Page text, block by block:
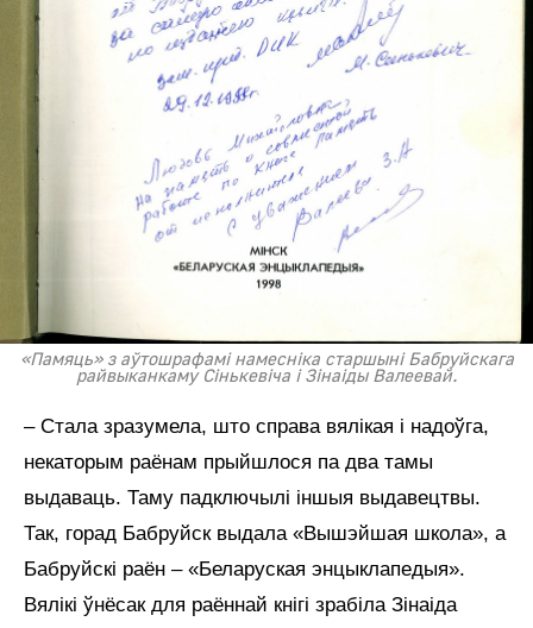
«Памяць» з аўтошрафамі намесніка старшыні Бабруйскага
райвыканкаму Сінькевіча і Зінаіды Валеевай.
– Стала зразумела, што справа вялікая і надоўга,
некаторым раёнам прыйшлося па два тамы
выдаваць. Таму падключылі іншыя выдавецтвы.
Так, горад Бабруйск выдала «Вышэйшая школа», а
Бабруйскі раён – «Беларуская энцыклапедыя».
Вялікі ўнёсак для раённай кнігі зрабіла Зінаіда